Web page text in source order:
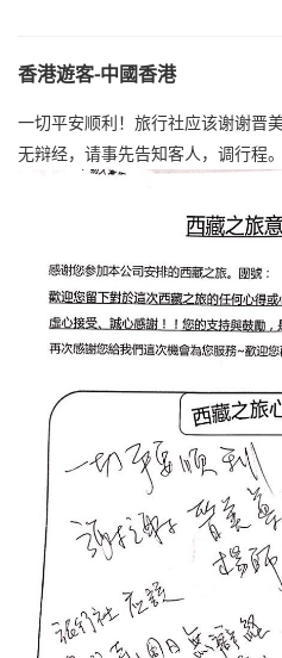
香港遊客-中國香港
一切平安顺利！旅行社应该谢谢晋
无辩经，请事先告知客人，调行程